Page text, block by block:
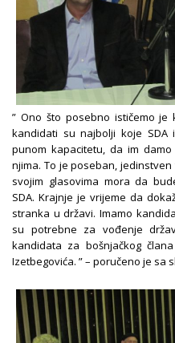
” Ono što posebno ističemo je
kandidati su najbolji koje
punom kapacitetu, da im
njima. To je poseban,
svojim glasovima mora da
SDA. Krajnje je vrijeme da
stranka u državi. Imamo
su potrebne za vođenje
kandidata za bošnjačkog
Izetbegovića. ” – poručeno je sa